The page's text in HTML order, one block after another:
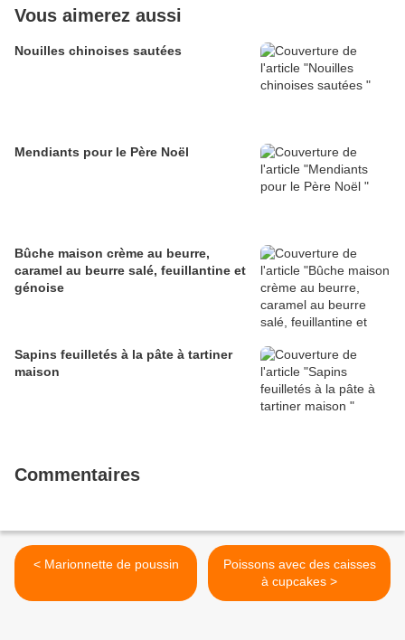
Vous aimerez aussi
Nouilles chinoises sautées
Mendiants pour le Père Noël
Bûche maison crème au beurre,
caramel au beurre salé, feuillantine et
génoise
Sapins feuilletés à la pâte à tartiner
maison
Commentaires
< Marionnette de poussin
Poissons avec des caisses
à cupcakes >